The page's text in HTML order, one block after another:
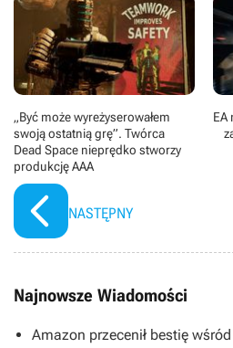
„Być może wyreżyserowałem
swoją ostatnią grę”. Twórca
Dead Space nieprędko stworzy
produkcję AAA
NASTĘPNY
EA
Najnowsze Wiadomości
Amazon przecenił bestię